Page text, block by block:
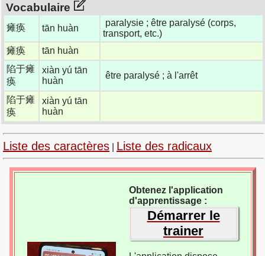
Vocabulaire
瘫痪 tān huàn
paralysie ; être paralysé (corps,
transport, etc.)
瘫痪
tān huàn
陷于瘫
痪
xiàn yú tān
huàn
être paralysé ; à l'arrêt
陷于瘫
痪
xiàn yú tān
huàn
Liste des caractères Liste des radicaux
Obtenez l'application
d'apprentissage :
Démarrer le
trainer